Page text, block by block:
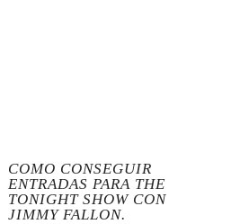
COMO CONSEGUIR
ENTRADAS PARA THE
TONIGHT SHOW CON
JIMMY FALLON.